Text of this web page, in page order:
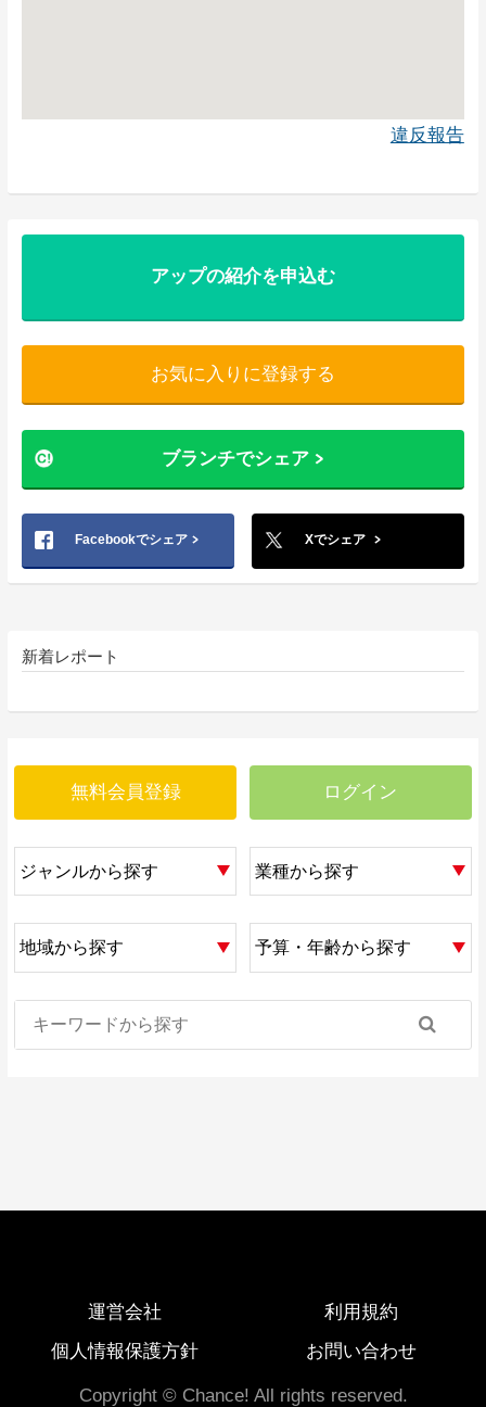
違反報告
アップの紹介を申込む
お気に入りに登録する
ブランチでシェア
Facebookでシェア Xでシェア
新着レポート
無料会員登録 ログイン
運営会社
利用規約
個人情報保護方針
お問い合わせ
Copyright © Chance! All rights reserved.